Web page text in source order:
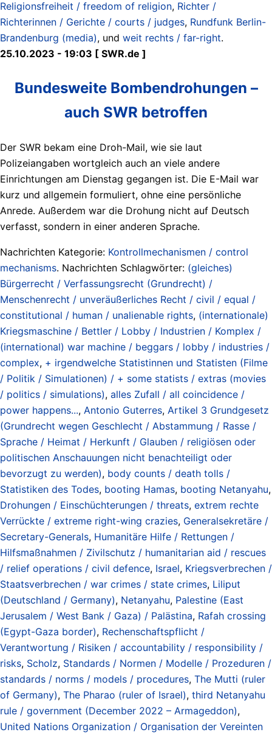
Religionsfreiheit / freedom of religion, Richter /
Richterinnen / Gerichte / courts / judges, Rundfunk Berlin-
Brandenburg (media), und weit rechts / far-right.
25.10.2023 - 19:03 [ SWR.de ]
Bundesweite Bombendrohungen –
auch SWR betroffen
Der SWR bekam eine Droh-Mail, wie sie laut
Polizeiangaben wortgleich auch an viele andere
Einrichtungen am Dienstag gegangen ist. Die E-Mail war
kurz und allgemein formuliert, ohne eine persönliche
Anrede. Außerdem war die Drohung nicht auf Deutsch
verfasst, sondern in einer anderen Sprache.
Nachrichten Kategorie: Kontrollmechanismen / control
mechanisms. Nachrichten Schlagwörter: (gleiches)
Bürgerrecht / Verfassungsrecht (Grundrecht) /
Menschenrecht / unveräußerliches Recht / civil / equal /
constitutional / human / unalienable rights, (internationale)
Kriegsmaschine / Bettler / Lobby / Industrien / Komplex /
(international) war machine / beggars / lobby / industries /
complex, + irgendwelche Statistinnen und Statisten (Filme
/ Politik / Simulationen) / + some statists / extras (movies
/ politics / simulations), alles Zufall / all coincidence /
power happens..., Antonio Guterres, Artikel 3 Grundgesetz
(Grundrecht wegen Geschlecht / Abstammung / Rasse /
Sprache / Heimat / Herkunft / Glauben / religiösen oder
politischen Anschauungen nicht benachteiligt oder
bevorzugt zu werden), body counts / death tolls /
Statistiken des Todes, booting Hamas, booting Netanyahu,
Drohungen / Einschüchterungen / threats, extrem rechte
Verrückte / extreme right-wing crazies, Generalsekretäre /
Secretary-Generals, Humanitäre Hilfe / Rettungen /
Hilfsmaßnahmen / Zivilschutz / humanitarian aid / rescues
/ relief operations / civil defence, Israel, Kriegsverbrechen /
Staatsverbrechen / war crimes / state crimes, Liliput
(Deutschland / Germany), Netanyahu, Palestine (East
Jerusalem / West Bank / Gaza) / Palästina, Rafah crossing
(Egypt-Gaza border), Rechenschaftspflicht /
Verantwortung / Risiken / accountability / responsibility /
risks, Scholz, Standards / Normen / Modelle / Prozeduren /
standards / norms / models / procedures, The Mutti (ruler
of Germany), The Pharao (ruler of Israel), third Netanyahu
rule / government (December 2022 – Armageddon),
United Nations Organization / Organisation der Vereinten